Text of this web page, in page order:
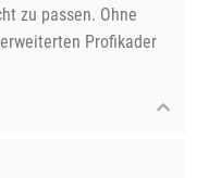
zu passen. Ohne
Profikader